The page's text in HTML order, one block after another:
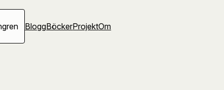
BloggBöckerProjektOm